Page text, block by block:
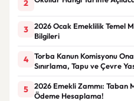
2
3
2026 Ocak Emeklilik Temel
Bilgileri
4
Torba Kanun Komisyonu
Sınırlama, Tapu ve Çevre
5
2026 Emekli Zammı: Taban
Ödeme Hesaplama!